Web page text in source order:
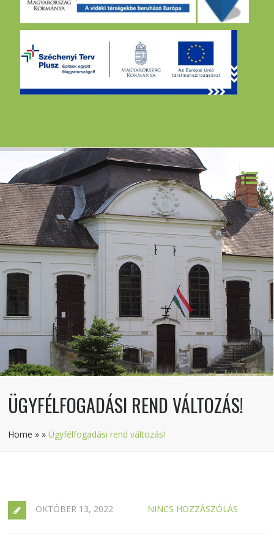
ÜGYFÉLFOGADÁSI REND VÁLTOZÁS!
Home » »Ügyfélfogadási rend változás!
OKTÓBER 13, 2022 NINCS HOZZÁSZÓLÁS